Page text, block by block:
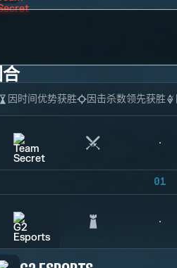
合
因时间优势获胜 因击杀数领先获胜
01